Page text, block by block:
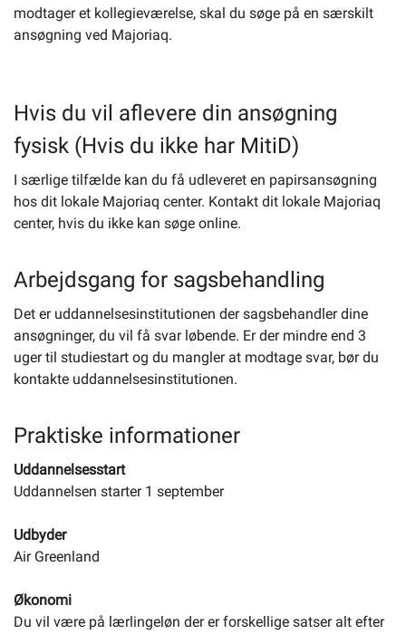
modtager et kollegieværelse, skal du søge på en særskilt
ansøgning ved Majoriaq.
Hvis du vil aflevere din ansøgning
fysisk (Hvis du ikke har MitiD)
I særlige tilfælde kan du få udleveret en papirsansøgning
hos dit lokale Majoriaq center. Kontakt dit lokale Majoriaq
center, hvis du ikke kan søge online.
Arbejdsgang for sagsbehandling
Det er uddannelsesinstitutionen der sagsbehandler dine
ansøgninger, du vil få svar løbende. Er der mindre end 3
uger til studiestart og du mangler at modtage svar, bør du
kontakte uddannelsesinstitutionen.
Praktiske informationer
Uddannelsesstart
Uddannelsen starter 1 september
Udbyder
Air Greenland
Økonomi
Du vil være på lærlingeløn der er forskellige satser alt efter